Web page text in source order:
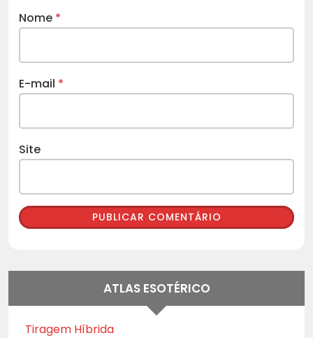
Nome *
E-mail *
Site
ATLAS ESOTÉRICO
Tiragem Híbrida